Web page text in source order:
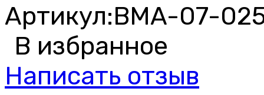
Артикул:BMA-07-
В избранное
Написать отзыв